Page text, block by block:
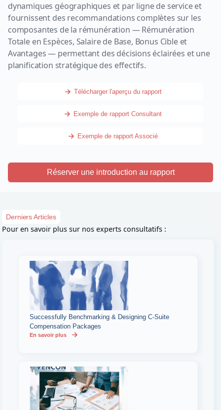
dynamiques géographiques et par ligne de service et
fournissent des recommandations complètes sur les
composantes de la rémunération — Rémunération
Totale en Espèces, Salaire de Base, Bonus Cible et
Avantages — permettant des décisions éclairées et une
planification stratégique des effectifs.
Télécharger l'aperçu du rapport
Exemple de rapport Consultant
Exemple de rapport Associé
Réserver une introduction au rapport
Derniers Articles
Pour en savoir plus sur nos experts consultatifs :
Successfully Benchmarking & Designing C-Suite
Compensation Packages
En savoir plus